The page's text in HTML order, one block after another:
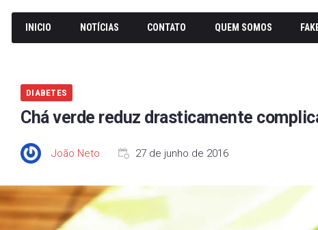
INICIO NOTÍCIAS CONTATO QUEM SOMOS
DIABETES
Chá verde reduz drasticamente
João Neto 27 de junho de 2016